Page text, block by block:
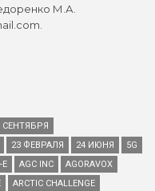
М.А.
СЕНТЯБРЯ
23 ФЕВРАЛЯ 24 ИЮНЯ
5G
Е AGC INC
AGORAVOX
ARCTIC CHALLENGE